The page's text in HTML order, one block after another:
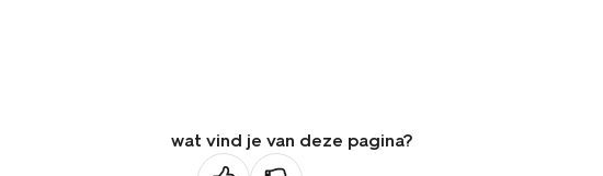
wat vind je van deze pagina?